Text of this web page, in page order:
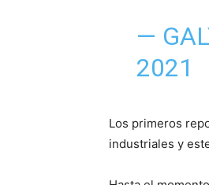
—
2021
Los primeros
industriales y